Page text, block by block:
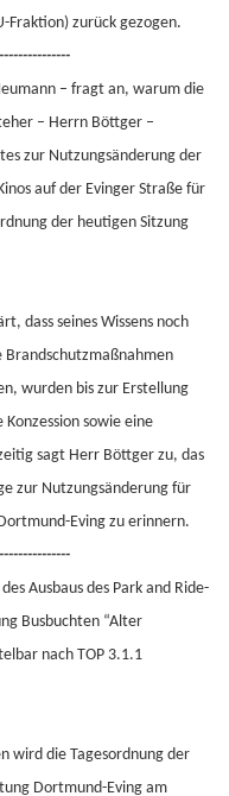
Fraktion) zurück gezogen.
– fragt an, warum die
– Herrn Böttger –
zur Nutzungsänderung der
auf der Evinger Straße für
der heutigen Sitzung
dass seines Wissens noch
wurden bis zur Erstellung
sowie eine
sagt Herr Böttger zu, das
zur Nutzungsänderung für
Eving zu erinnern.
Ausbaus des Park and Ride-
Busbuchten “Alter
nach TOP 3.1.1
wird die Tagesordnung der
Dortmund-Eving am